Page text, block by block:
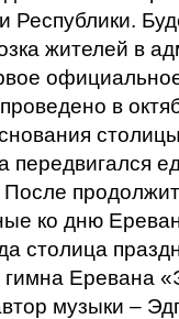
жителей в
в
передвигался
ко дню
столица
Еревана
музыки –